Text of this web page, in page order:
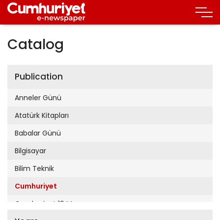
Catalog
Publication
Anneler Günü
Atatürk Kitapları
Babalar Günü
Bilgisayar
Bilim Teknik
Cumhuriyet
Cumhuriyet 19 Mayıs